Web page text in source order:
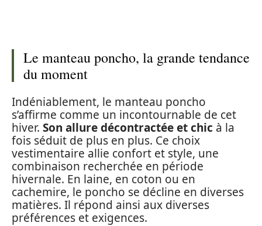
Le manteau poncho, la grande tendance
du moment
Indéniablement, le manteau poncho
s’affirme comme un incontournable de cet
hiver. Son allure décontractée et chic à la
fois séduit de plus en plus. Ce choix
vestimentaire allie confort et style, une
combinaison recherchée en période
hivernale. En laine, en coton ou en
cachemire, le poncho se décline en diverses
matières. Il répond ainsi aux diverses
préférences et exigences.